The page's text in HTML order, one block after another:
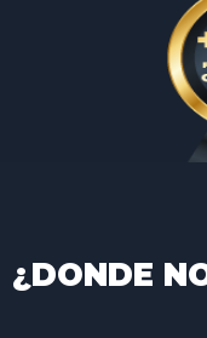
¿DONDE